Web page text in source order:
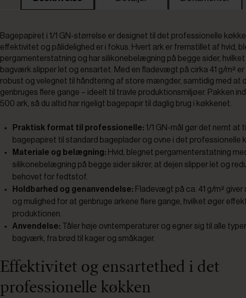
Bagepapiret i 1/1 GN-størrelse er designet til det professionelle
effektivitet og pålidelighed er i fokus. Hvert ark er fremstillet af hvid,
pergamenterstatning og har silikonebelægning på begge sider, hvilket
bagværk slipper let og ensartet. Med en fladevægt på cirka 41 g/m²
robust og velegnet til håndtering af store mængder, samtidig med at
genbruges flere gange – ideelt til travle produktionsmiljøer. Pakken
500 ark, så du altid har rigeligt bagepapir til daglig brug i køkkenet.
Praktisk format til professionelle: 1/1 GN-mål gør det nemt at
bagepapiret til standard bageplader og ovne i det professionelle
Materiale og belægning: Hvid, blegnet pergamenterstatning
silikonebelægning på begge sider sikrer, at dejen slipper let og
behovet for fedtstof.
Holdbarhed og genanvendelse: Fladevægt på ca. 41 g/m² giver
og mulighed for at genbruge arkene flere gange, hvilket øger
produktionen.
Anvendelse: Tåler høje ovntemperaturer og egner sig til alle typer
bagværk, fra brød til kager og småkager.
Effektivitet og ensartethed i det
professionelle køkken